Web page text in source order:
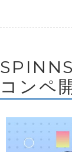
コンペ